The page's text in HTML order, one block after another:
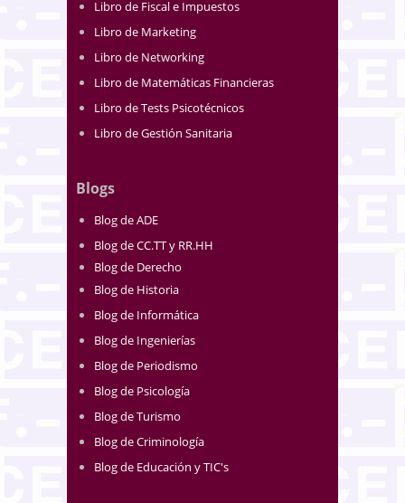
Libro de Fiscal e Impuestos
Libro de Marketing
Libro de Networking
Libro de Matemáticas Financieras
Libro de Tests Psicotécnicos
Libro de Gestión Sanitaria
Blogs
Blog de ADE
Blog de CC.TT y RR.HH
Blog de Derecho
Blog de Historia
Blog de Informática
Blog de Ingenierías
Blog de Periodismo
Blog de Psicología
Blog de Turismo
Blog de Criminología
Blog de Educación y TIC's